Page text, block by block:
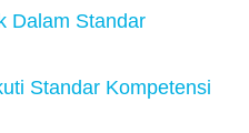
Dalam Standar
Standar Kompetensi